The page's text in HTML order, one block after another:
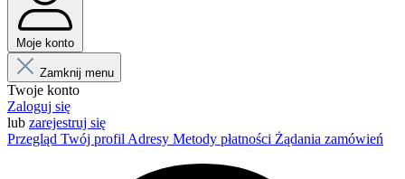
Moje konto
Zamknij menu
Twoje konto
Zaloguj się
lub zarejestruj się
Przegląd Twój profil Adresy Metody płatności Żądania zamówień